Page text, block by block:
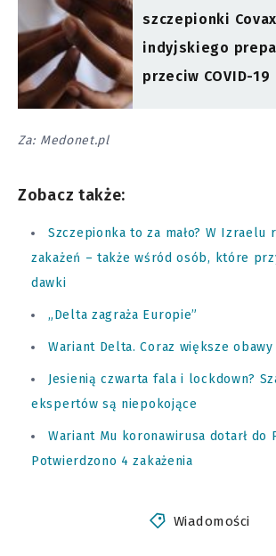
szczepionki
indyjskiego
przeciw COVID-19
Za: Medonet.pl
Zobacz także:
Szczepionka to za mało? W Izraelu
zakażeń – także wśród osób, które
dawki
„Delta zagraża Europie”
Wariant Delta. Coraz większe obawy
Jesienią czwarta fala i lockdown?
ekspertów są niepokojące
Wariant Mu koronawirusa dotarł do
Potwierdzono 4 zakażenia
Wiadomości